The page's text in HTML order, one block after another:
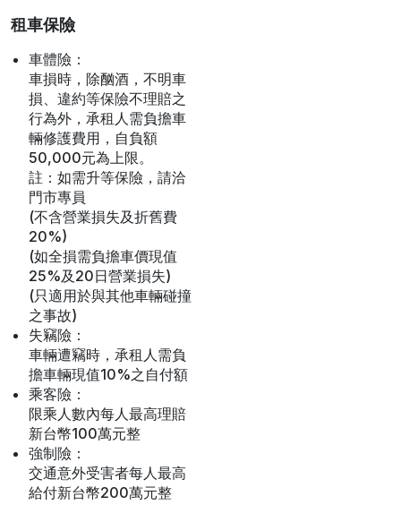
租車保險
車體險：
車損時，除酗酒，不明車
損、違約等保險不理賠之
行為外，承租人需負擔車
輛修護費用，自負額
50,000元為上限。
註：如需升等保險，請洽
門市專員
(不含營業損失及折舊費
20%)
(如全損需負擔車價現值
25%及20日營業損失)
(只適用於與其他車輛碰撞
之事故)
失竊險：
車輛遭竊時，承租人需負
擔車輛現值10%之自付額
乘客險：
限乘人數內每人最高理賠
新台幣100萬元整
強制險：
交通意外受害者每人最高
給付新台幣200萬元整